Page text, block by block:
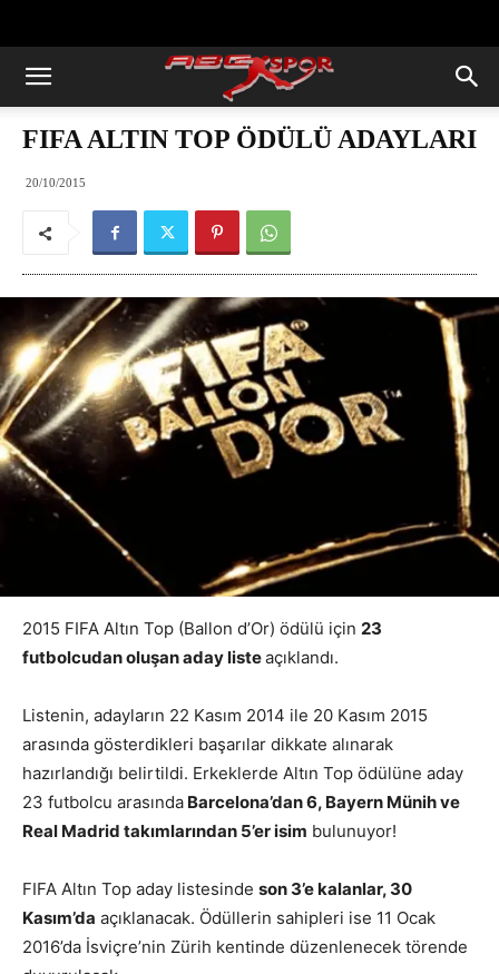
FIFA ALTIN TOP ÖDÜLÜ ADAYLARI
20/10/2015
2015 FIFA Altın Top (Ballon d’Or) ödülü için 23
futbolcudan oluşan aday listeaçıklandı.
Listenin, adayların 22 Kasım 2014 ile 20 Kasım 2015
arasında gösterdikleri başarılar dikkate alınarak
hazırlandığı belirtildi. Erkeklerde Altın Top ödülüne aday
23 futbolcu arasında Barcelona’dan 6, Bayern Münih ve
Real Madrid takımlarından 5’er isim bulunuyor!
FIFA Altın Top aday listesinde son 3’e kalanlar, 30
Kasım’da açıklanacak. Ödüllerin sahipleri ise 11 Ocak
2016’da İsviçre’nin Zürih kentinde düzenlenecek törende